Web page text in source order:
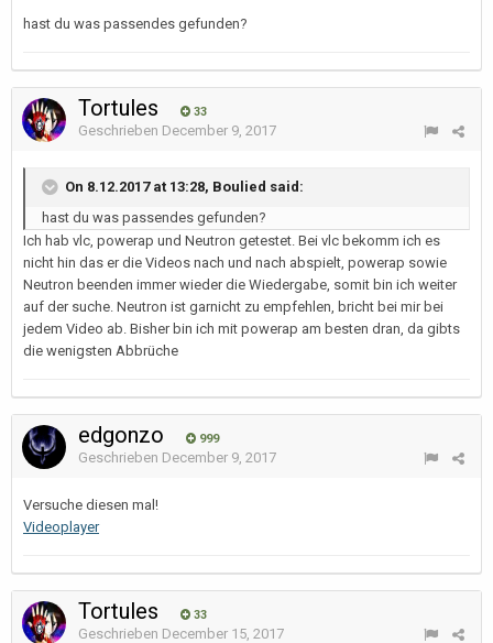
hast du was passendes gefunden?
Tortules 33
Geschrieben December 9, 2017
On 8.12.2017 at 13:28, Boulied said:
hast du was passendes gefunden?
Ich hab vlc, powerap und Neutron getestet. Bei vlc bekomm ich es
nicht hin das er die Videos nach und nach abspielt, powerap sowie
Neutron beenden immer wieder die Wiedergabe, somit bin ich weiter
auf der suche. Neutron ist garnicht zu empfehlen, bricht bei mir bei
jedem Video ab. Bisher bin ich mit powerap am besten dran, da gibts
die wenigsten Abbrüche
edgonzo 999
Geschrieben December 9, 2017
Versuche diesen mal!
Videoplayer
Tortules 33
Geschrieben December 15, 2017